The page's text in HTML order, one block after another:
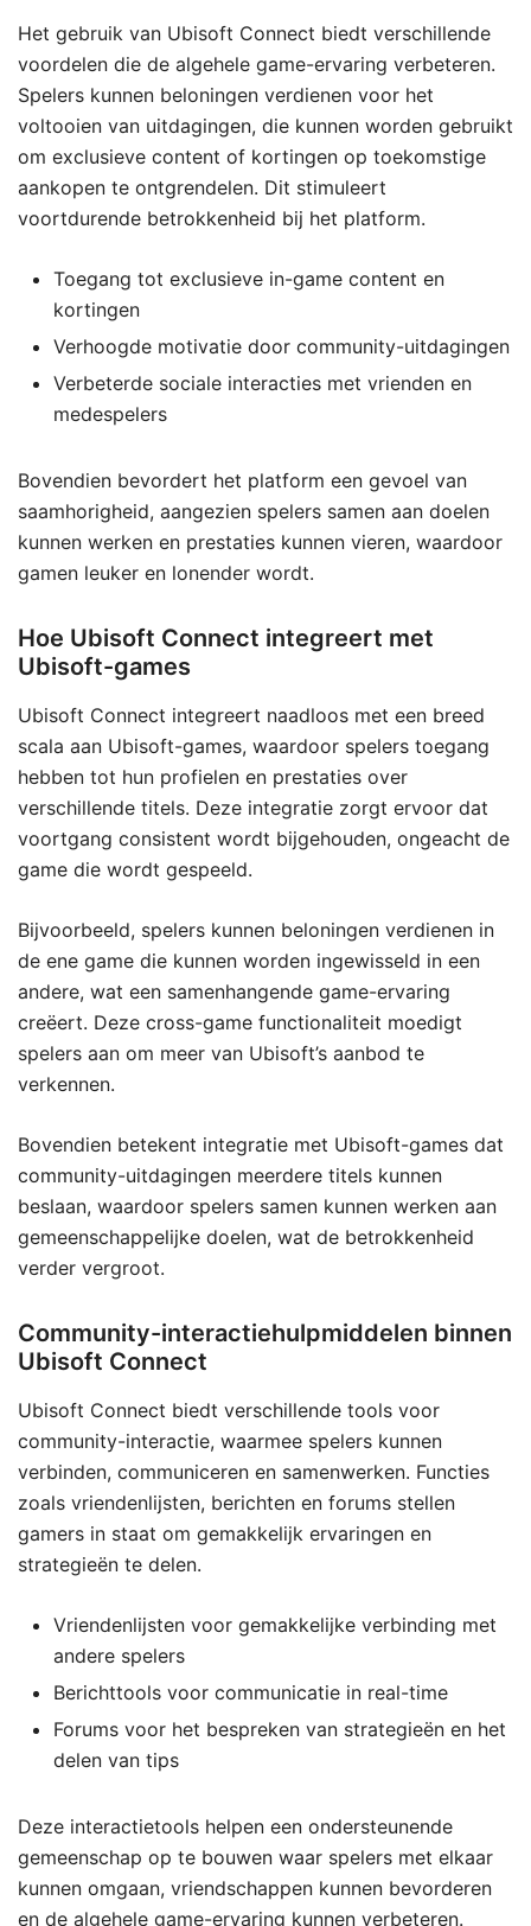
Het gebruik van Ubisoft Connect biedt verschillende
voordelen die de algehele game-ervaring verbeteren.
Spelers kunnen beloningen verdienen voor het
voltooien van uitdagingen, die kunnen worden gebruikt
om exclusieve content of kortingen op toekomstige
aankopen te ontgrendelen. Dit stimuleert
voortdurende betrokkenheid bij het platform.
Toegang tot exclusieve in-game content en
kortingen
Verhoogde motivatie door community-uitdagingen
Verbeterde sociale interacties met vrienden en
medespelers
Bovendien bevordert het platform een gevoel van
saamhorigheid, aangezien spelers samen aan doelen
kunnen werken en prestaties kunnen vieren, waardoor
gamen leuker en lonender wordt.
Hoe Ubisoft Connect integreert met
Ubisoft-games
Ubisoft Connect integreert naadloos met een breed
scala aan Ubisoft-games, waardoor spelers toegang
hebben tot hun profielen en prestaties over
verschillende titels. Deze integratie zorgt ervoor dat
voortgang consistent wordt bijgehouden, ongeacht de
game die wordt gespeeld.
Bijvoorbeeld, spelers kunnen beloningen verdienen in
de ene game die kunnen worden ingewisseld in een
andere, wat een samenhangende game-ervaring
creëert. Deze cross-game functionaliteit moedigt
spelers aan om meer van Ubisoft’s aanbod te
verkennen.
Bovendien betekent integratie met Ubisoft-games dat
community-uitdagingen meerdere titels kunnen
beslaan, waardoor spelers samen kunnen werken aan
gemeenschappelijke doelen, wat de betrokkenheid
verder vergroot.
Community-interactiehulpmiddelen binnen
Ubisoft Connect
Ubisoft Connect biedt verschillende tools voor
community-interactie, waarmee spelers kunnen
verbinden, communiceren en samenwerken. Functies
zoals vriendenlijsten, berichten en forums stellen
gamers in staat om gemakkelijk ervaringen en
strategieën te delen.
Vriendenlijsten voor gemakkelijke verbinding met
andere spelers
Berichttools voor communicatie in real-time
Forums voor het bespreken van strategieën en het
delen van tips
Deze interactietools helpen een ondersteunende
gemeenschap op te bouwen waar spelers met elkaar
kunnen omgaan, vriendschappen kunnen bevorderen
en de algehele game-ervaring kunnen verbeteren.